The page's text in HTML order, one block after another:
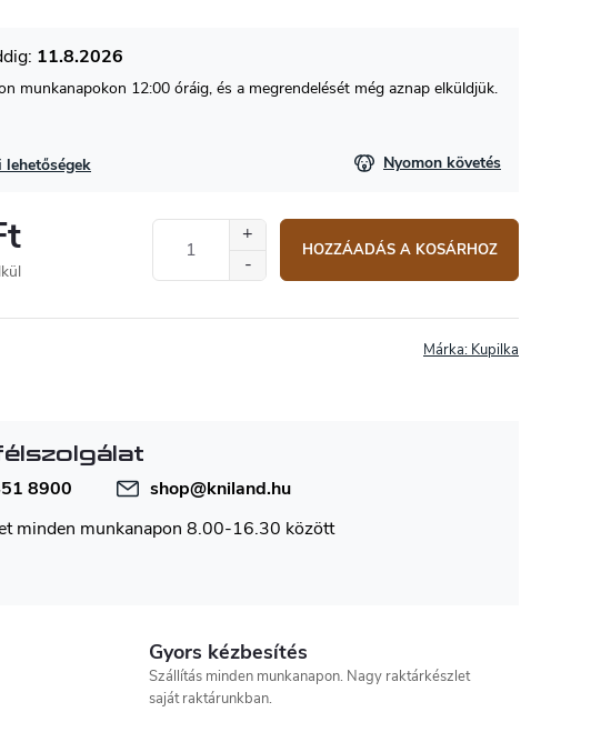
11.8.2026
munkanapokon 12:00 óráig, és a megrendelését még aznap elküldjük.
Nyomon követés
HOZZÁADÁS A KOSÁRHOZ
Márka: Kupilka
8900
shop@kniland.hu
minden munkanapon 8.00-16.30 között
Gyors kézbesítés
Szállítás minden munkanapon. Nagy raktárkészlet
saját raktárunkban.